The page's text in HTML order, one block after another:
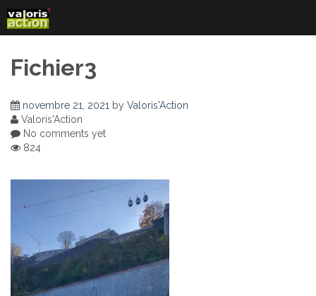
to
content
Fichier3
novembre 21, 2021 by Valoris'Action
Valoris'Action
No comments yet
824